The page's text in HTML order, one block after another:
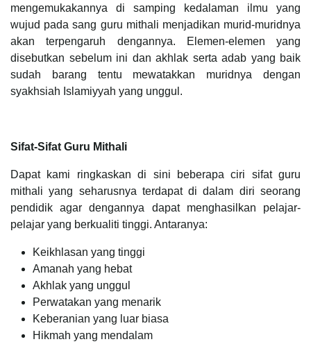
mengemukakannya di samping kedalaman ilmu yang
wujud pada sang guru mithali menjadikan murid-muridnya
akan terpengaruh dengannya. Elemen-elemen yang
disebutkan sebelum ini dan akhlak serta adab yang baik
sudah barang tentu mewatakkan muridnya dengan
syakhsiah Islamiyyah yang unggul.
Sifat-Sifat Guru Mithali
Dapat kami ringkaskan di sini beberapa ciri sifat guru
mithali yang seharusnya terdapat di dalam diri seorang
pendidik agar dengannya dapat menghasilkan pelajar-
pelajar yang berkualiti tinggi. Antaranya:
Keikhlasan yang tinggi
Amanah yang hebat
Akhlak yang unggul
Perwatakan yang menarik
Keberanian yang luar biasa
Hikmah yang mendalam